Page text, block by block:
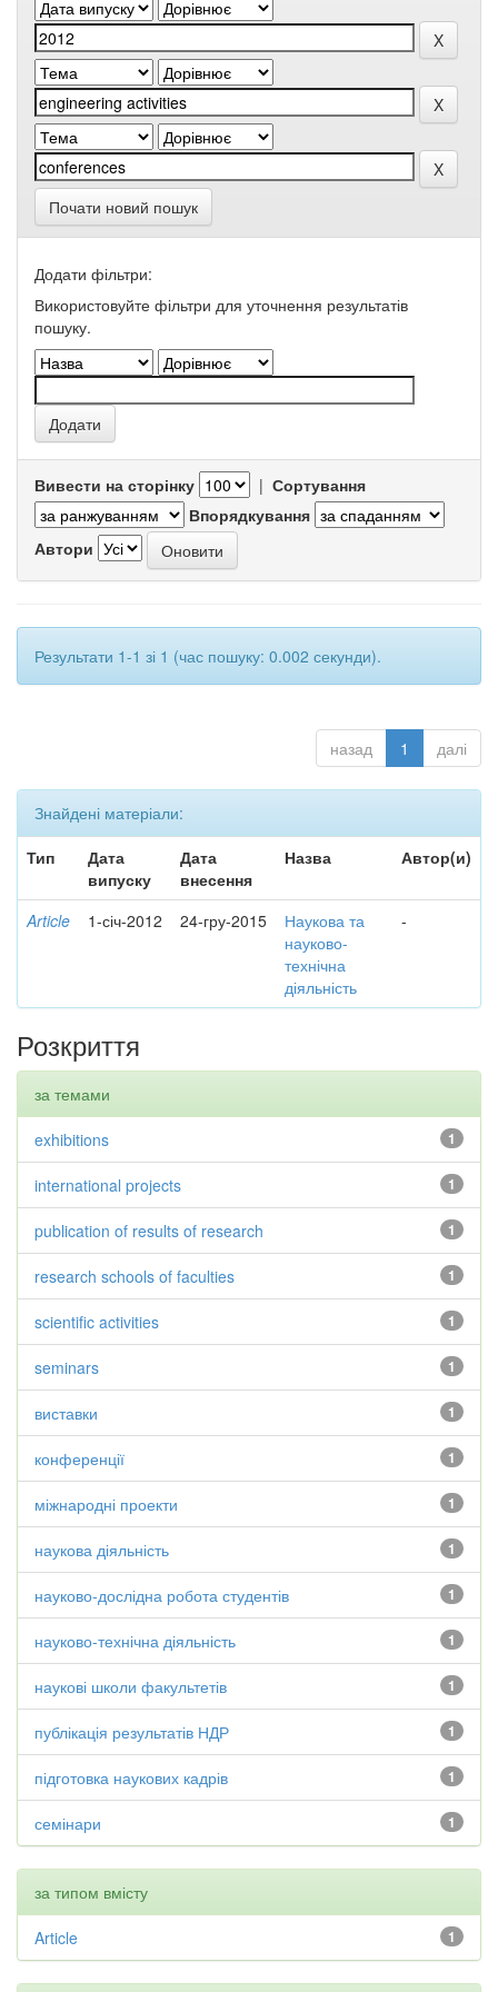
Почати новий пошук
Додати фільтри:
Використовуйте фільтри для уточнення результатів
пошуку.
Вивести на сторінку | Сортування
Впорядкування
Автори
Результати 1-1 зі 1 (час пошуку: 0.002 секунди).
назад 1 далі
Знайдені матеріали:
Тип
Дата
випуску
Дата
внесення
Назва Автор(и)
Article 1-січ-2012 24-гру-2015
Наукова та
науково-
технічна
діяльність
-
Розкриття
за темами
1
exhibitions
1
international projects
1
publication of results of research
1
research schools of faculties
1
scientific activities
1
seminars
1
виставки
1
конференції
1
міжнародні проекти
1
наукова діяльність
1
науково-дослідна робота студентів
1
науково-технічна діяльність
1
наукові школи факультетів
1
публікація результатів НДР
1
підготовка наукових кадрів
1
семінари
за типом вмісту
1
Article